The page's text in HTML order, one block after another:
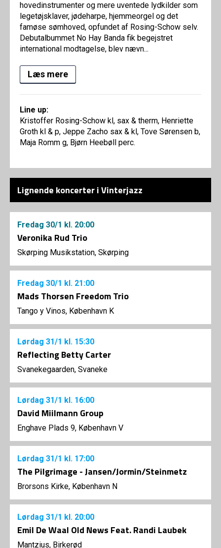
hovedinstrumenter og mere uventede lydkilder som
legetøjsklaver, jødeharpe, hjemmeorgel og det
famøse sømhoved, opfundet af Rosing-Schow selv.
Debutalbummet No Hay Banda fik begejstret
international modtagelse, blev nævn...
Læs mere
Line up:
Kristoffer Rosing-Schow kl, sax & therm, Henriette
Groth kl & p, Jeppe Zacho sax & kl, Tove Sørensen b,
Maja Romm g, Bjørn Heebøll perc.
Lignende koncerter i Vinterjazz
Fredag 30/1 kl. 20:00
Veronika Rud Trio
Skørping Musikstation, Skørping
Fredag 30/1 kl. 21:00
Mads Thorsen Freedom Trio
Tango y Vinos, København K
Lørdag 31/1 kl. 15:30
Reflecting Betty Carter
Svanekegaarden, Svaneke
Lørdag 31/1 kl. 16:00
David Miilmann Group
Enghave Plads 9, København V
Lørdag 31/1 kl. 17:00
The Pilgrimage - Jansen/Jormin/Steinmetz
Brorsons Kirke, København N
Lørdag 31/1 kl. 20:00
Emil De Waal Old News Feat. Randi Laubek
Mantzius, Birkerød